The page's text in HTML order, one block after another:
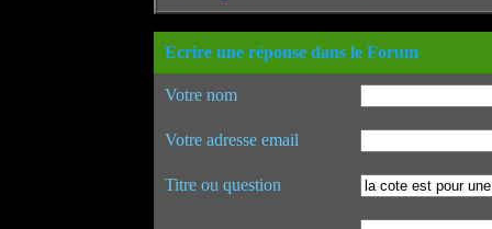
Ecrire une réponse dans le Forum
Votre nom
Votre adresse email
Titre ou question